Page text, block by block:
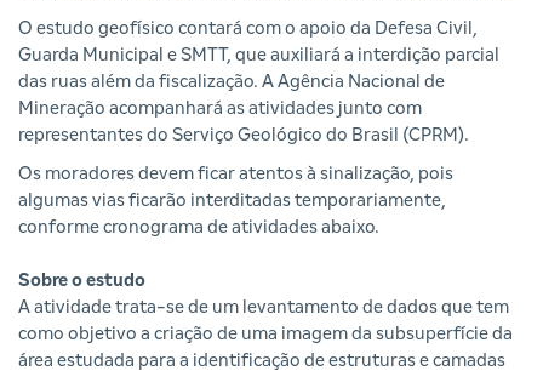
O estudo geofísico contará com o apoio da Defesa Civil,
Guarda Municipal e SMTT, que auxiliará a interdição parcial
das ruas além da fiscalização. A Agência Nacional de
Mineração acompanhará as atividades junto com
representantes do Serviço Geológico do Brasil (CPRM).
Os moradores devem ficar atentos à sinalização, pois
algumas vias ficarão interditadas temporariamente,
conforme cronograma de atividades abaixo.
Sobre o estudo
A atividade trata-se de um levantamento de dados que tem
como objetivo a criação de uma imagem da subsuperfície da
área estudada para a identificação de estruturas e camadas